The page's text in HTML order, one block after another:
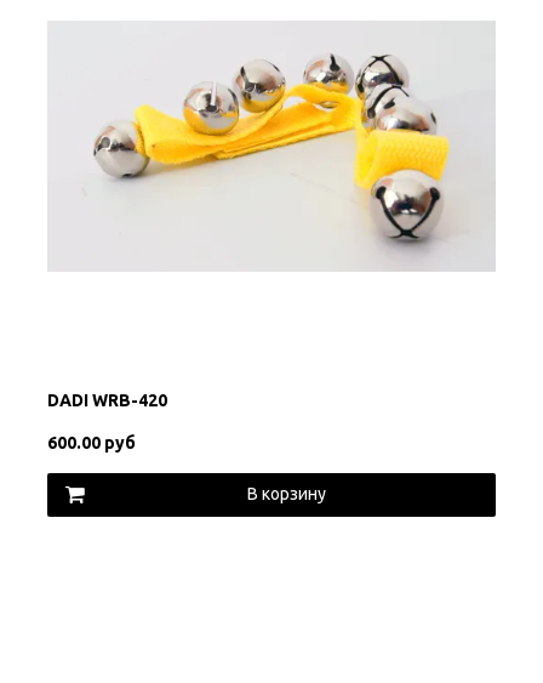
DADI WRB-420
600.00 руб
В корзину